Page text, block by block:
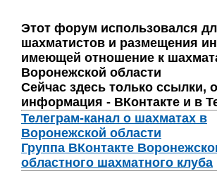
Этот форум использовался
шахматистов и размещения
имеющей отношение к
Воронежской области
Сейчас здесь только ссылки,
информация - ВКонтакте и в
Телеграм-канал о шахматах в
Воронежской области
Группа ВКонтакте
областного шахматного клуба